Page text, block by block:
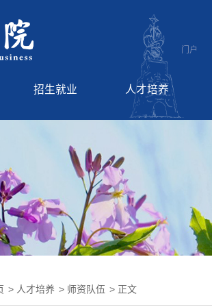
门户
招生就业
就业服务
人才培养
国际教育
继续教育
> 人才培养 > 师资队伍 > 正文